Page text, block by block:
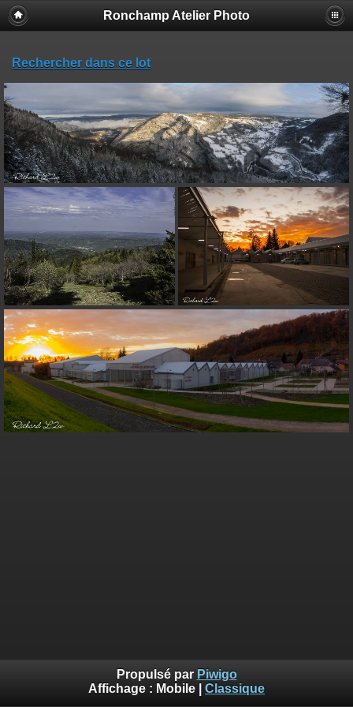
Ronchamp Atelier Photo
Rechercher dans ce lot
Propulsé par Piwigo
Affichage : Mobile Classique